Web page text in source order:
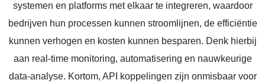
systemen en platforms met elkaar te integreren, waardoor
bedrijven hun processen kunnen stroomlijnen, de efficiëntie
kunnen verhogen en kosten kunnen besparen. Denk hierbij
aan real-time monitoring, automatisering en nauwkeurige
data-analyse. Kortom, API koppelingen zijn onmisbaar voor